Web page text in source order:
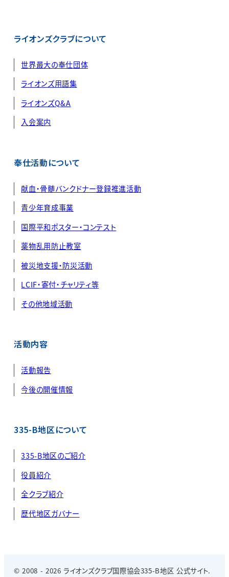
ライオンズクラブについて
世界最大の奉仕団体
ライオンズ用語集
ライオンズQ&A
入会案内
奉仕活動について
献血・骨髄バンクドナー登録推進活動
青少年育成事業
国際平和ポスター・コンテスト
薬物乱用防止教室
被災地支援・防災活動
LCIF・寄付・チャリティ等
その他地域活動
活動内容
活動報告
今後の開催情報
335-B地区について
335-B地区のご紹介
役員紹介
全クラブ紹介
歴代地区ガバナー
© 2008 - 2026 ライオンズクラブ国際協会335-B地区 公式サイト.